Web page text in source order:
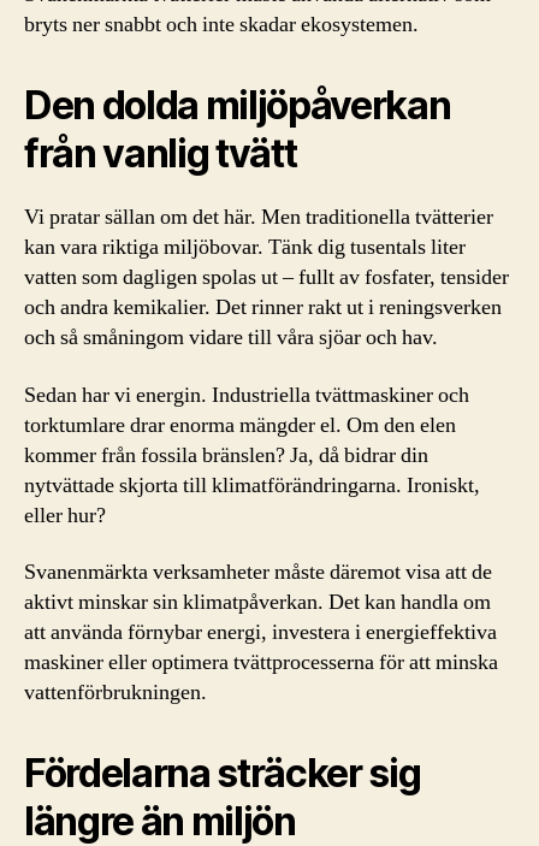
bryts ner snabbt och inte skadar ekosystemen.
Den dolda miljöpåverkan
från vanlig tvätt
Vi pratar sällan om det här. Men traditionella tvätterier
kan vara riktiga miljöbovar. Tänk dig tusentals liter
vatten som dagligen spolas ut – fullt av fosfater, tensider
och andra kemikalier. Det rinner rakt ut i reningsverken
och så småningom vidare till våra sjöar och hav.
Sedan har vi energin. Industriella tvättmaskiner och
torktumlare drar enorma mängder el. Om den elen
kommer från fossila bränslen? Ja, då bidrar din
nytvättade skjorta till klimatförändringarna. Ironiskt,
eller hur?
Svanenmärkta verksamheter måste däremot visa att de
aktivt minskar sin klimatpåverkan. Det kan handla om
att använda förnybar energi, investera i energieffektiva
maskiner eller optimera tvättprocesserna för att minska
vattenförbrukningen.
Fördelarna sträcker sig
längre än miljön